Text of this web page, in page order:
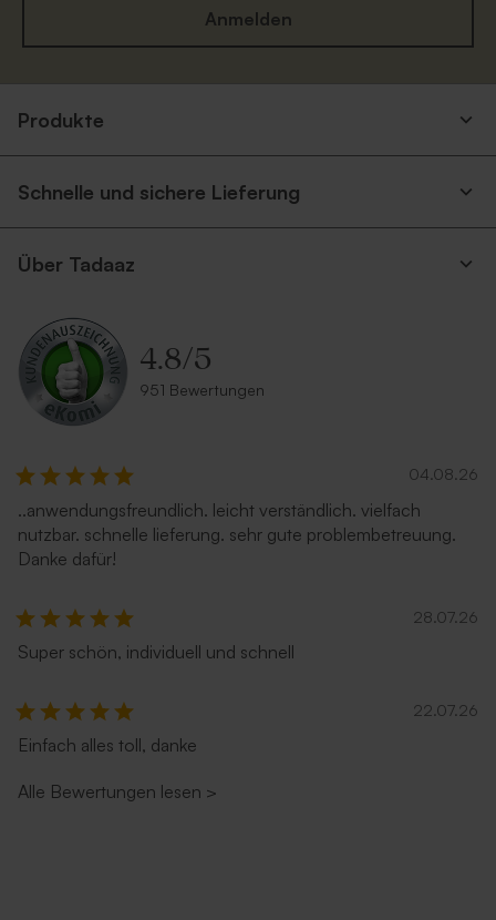
Umschlag in Weiß
Silberner Umschlag Terrakotta Umschlag
Umschlag aus Kraftpapier Umschlag in Sandfarbe
Anmelden
Produkte
Schnelle und sichere Lieferung
Über Tadaaz
4.8/5
951 Bewertungen
04.08.26
..anwendungsfreundlich. leicht verständlich. vielfach
nutzbar. schnelle lieferung. sehr gute problembetreuung.
Danke dafür!
28.07.26
Super schön, individuell und schnell
22.07.26
Einfach alles toll, danke
Alle Bewertungen lesen >